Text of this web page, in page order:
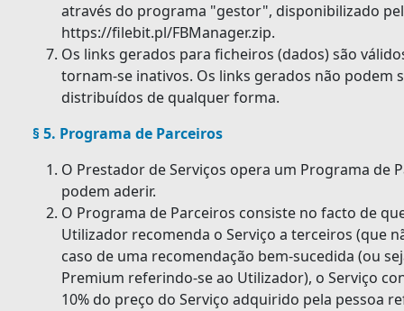
através do programa "gestor", disponibilizado
https://filebit.pl/FBManager.zip.
Os links gerados para ficheiros (dados) são
tornam-se inativos. Os links gerados não podem
distribuídos de qualquer forma.
§ 5. Programa de Parceiros
O Prestador de Serviços opera um Programa de
podem aderir.
O Programa de Parceiros consiste no facto de
Utilizador recomenda o Serviço a terceiros (que
caso de uma recomendação bem-sucedida (ou
Premium referindo-se ao Utilizador), o Serviço
10% do preço do Serviço adquirido pela pessoa